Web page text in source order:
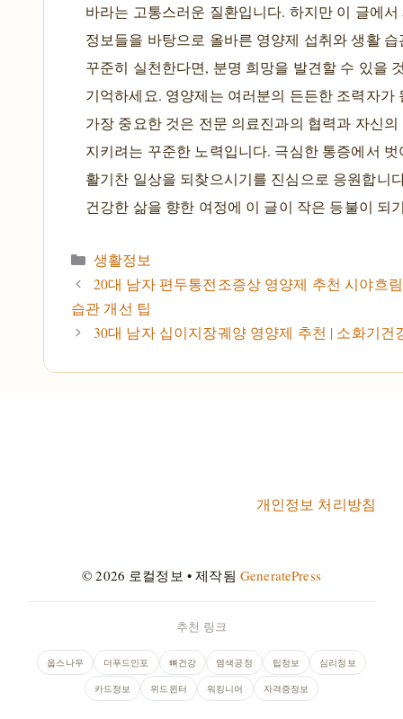
바라는 고통스러운 질환입니다. 하지만 이 글에서
정보들을 바탕으로 올바른 영양제 섭취와 생활
꾸준히 실천한다면, 분명 희망을 발견할 수 있을
기억하세요. 영양제는 여러분의 든든한 조력자가
가장 중요한 것은 전문 의료진과의 협력과 자신의
지키려는 꾸준한 노력입니다. 극심한 통증에서
활기찬 일상을 되찾으시기를 진심으로 응원합니
건강한 삶을 향한 여정에 이 글이 작은 등불이 되
카테고리
생활정보
20대 남자 편두통전조증상 영양제 추천 시야흐
습관 개선 팁
30대 남자 십이지장궤양 영양제 추천 | 소화기건
개인정보 처리방침
© 2026 로컬정보 • 제작됨 GeneratePress
추천 링크
웁스나우 더푸드인포 뼈건강 염색공정 팁정보 심리정보
카드정보 위드윈터 워킹니어 자격증정보